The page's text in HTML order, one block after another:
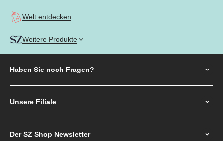
Welt entdecken
Weitere Produkte
Haben Sie noch Fragen?
Unsere Filiale
Der SZ Shop Newsletter